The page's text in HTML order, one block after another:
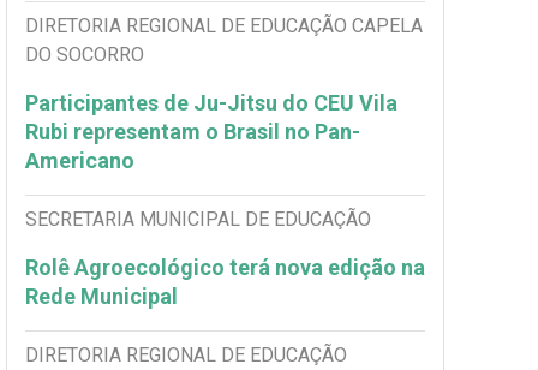
DIRETORIA REGIONAL DE EDUCAÇÃO CAPELA
DO SOCORRO
Participantes de Ju-Jitsu do CEU Vila
Rubi representam o Brasil no Pan-
Americano
SECRETARIA MUNICIPAL DE EDUCAÇÃO
Rolê Agroecológico terá nova edição na
Rede Municipal
DIRETORIA REGIONAL DE EDUCAÇÃO